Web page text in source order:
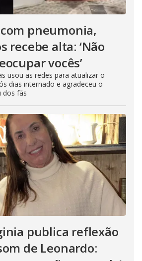
pneumonia,
recebe alta: ‘Não
vocês’
usou as redes para atualizar o
dias internado e agradeceu o
dos fãs
publica reflexão
de Leonardo: